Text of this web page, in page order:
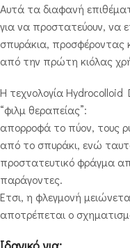
Αυτά τα διαφανή
για να προστατεύουν, να
σπυράκια, προσφέροντας
από την πρώτη κιόλας
Η τεχνολογία Hydrocolloid
“φιλμ θεραπείας”:
απορροφά το πύον, τους
από το σπυράκι, ενώ
προστατευτικό φράγμα
παράγοντες.
Έτσι, η φλεγμονή
αποτρέπεται ο